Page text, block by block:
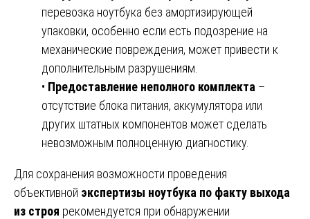
перевозка ноутбука без амортизирующей
упаковки, особенно если есть подозрение на
механические повреждения, может привести к
дополнительным разрушениям.
• Предоставление неполного комплекта –
отсутствие блока питания, аккумулятора или
других штатных компонентов может сделать
невозможным полноценную диагностику.
Для сохранения возможности проведения
объективной экспертизы ноутбука по факту выхода
из строя рекомендуется при обнаружении